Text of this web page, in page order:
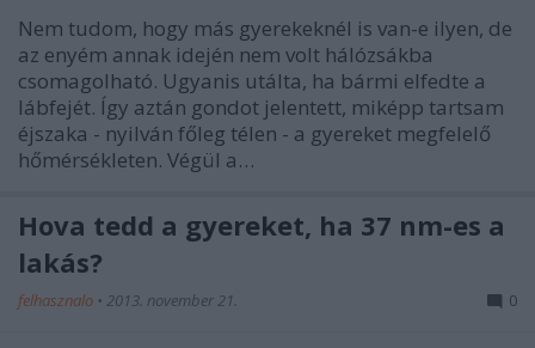
Nem tudom, hogy más gyerekeknél is van-e ilyen, de
az enyém annak idején nem volt hálózsákba
csomagolható. Ugyanis utálta, ha bármi elfedte a
lábfejét. Így aztán gondot jelentett, miképp tartsam
éjszaka - nyilván főleg télen - a gyereket megfelelő
hőmérsékleten. Végül a…
Hova tedd a gyereket, ha 37 nm-es a
lakás?
felhasznalo • 2013. november 21. 0